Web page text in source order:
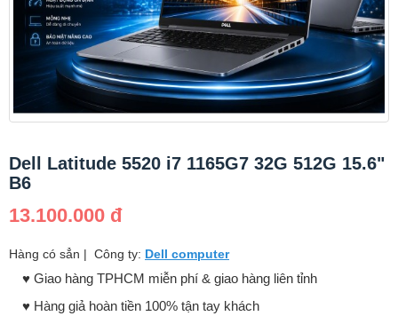
Dell Latitude 5520 i7 1165G7 32G 512G 15.6"
B6
13.100.000 đ
Hàng có sẳn | Công ty: Dell computer
♥️ Giao hàng TPHCM miễn phí & giao hàng liên tỉnh
♥️ Hàng giả hoàn tiền 100% tận tay khách